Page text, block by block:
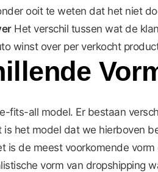
ooit te weten dat het niet
Het verschil tussen wat de
winst over per verkocht
fits-all model. Er bestaan
is het model dat we hierboven
is de meest voorkomende
vorm van dropshipping